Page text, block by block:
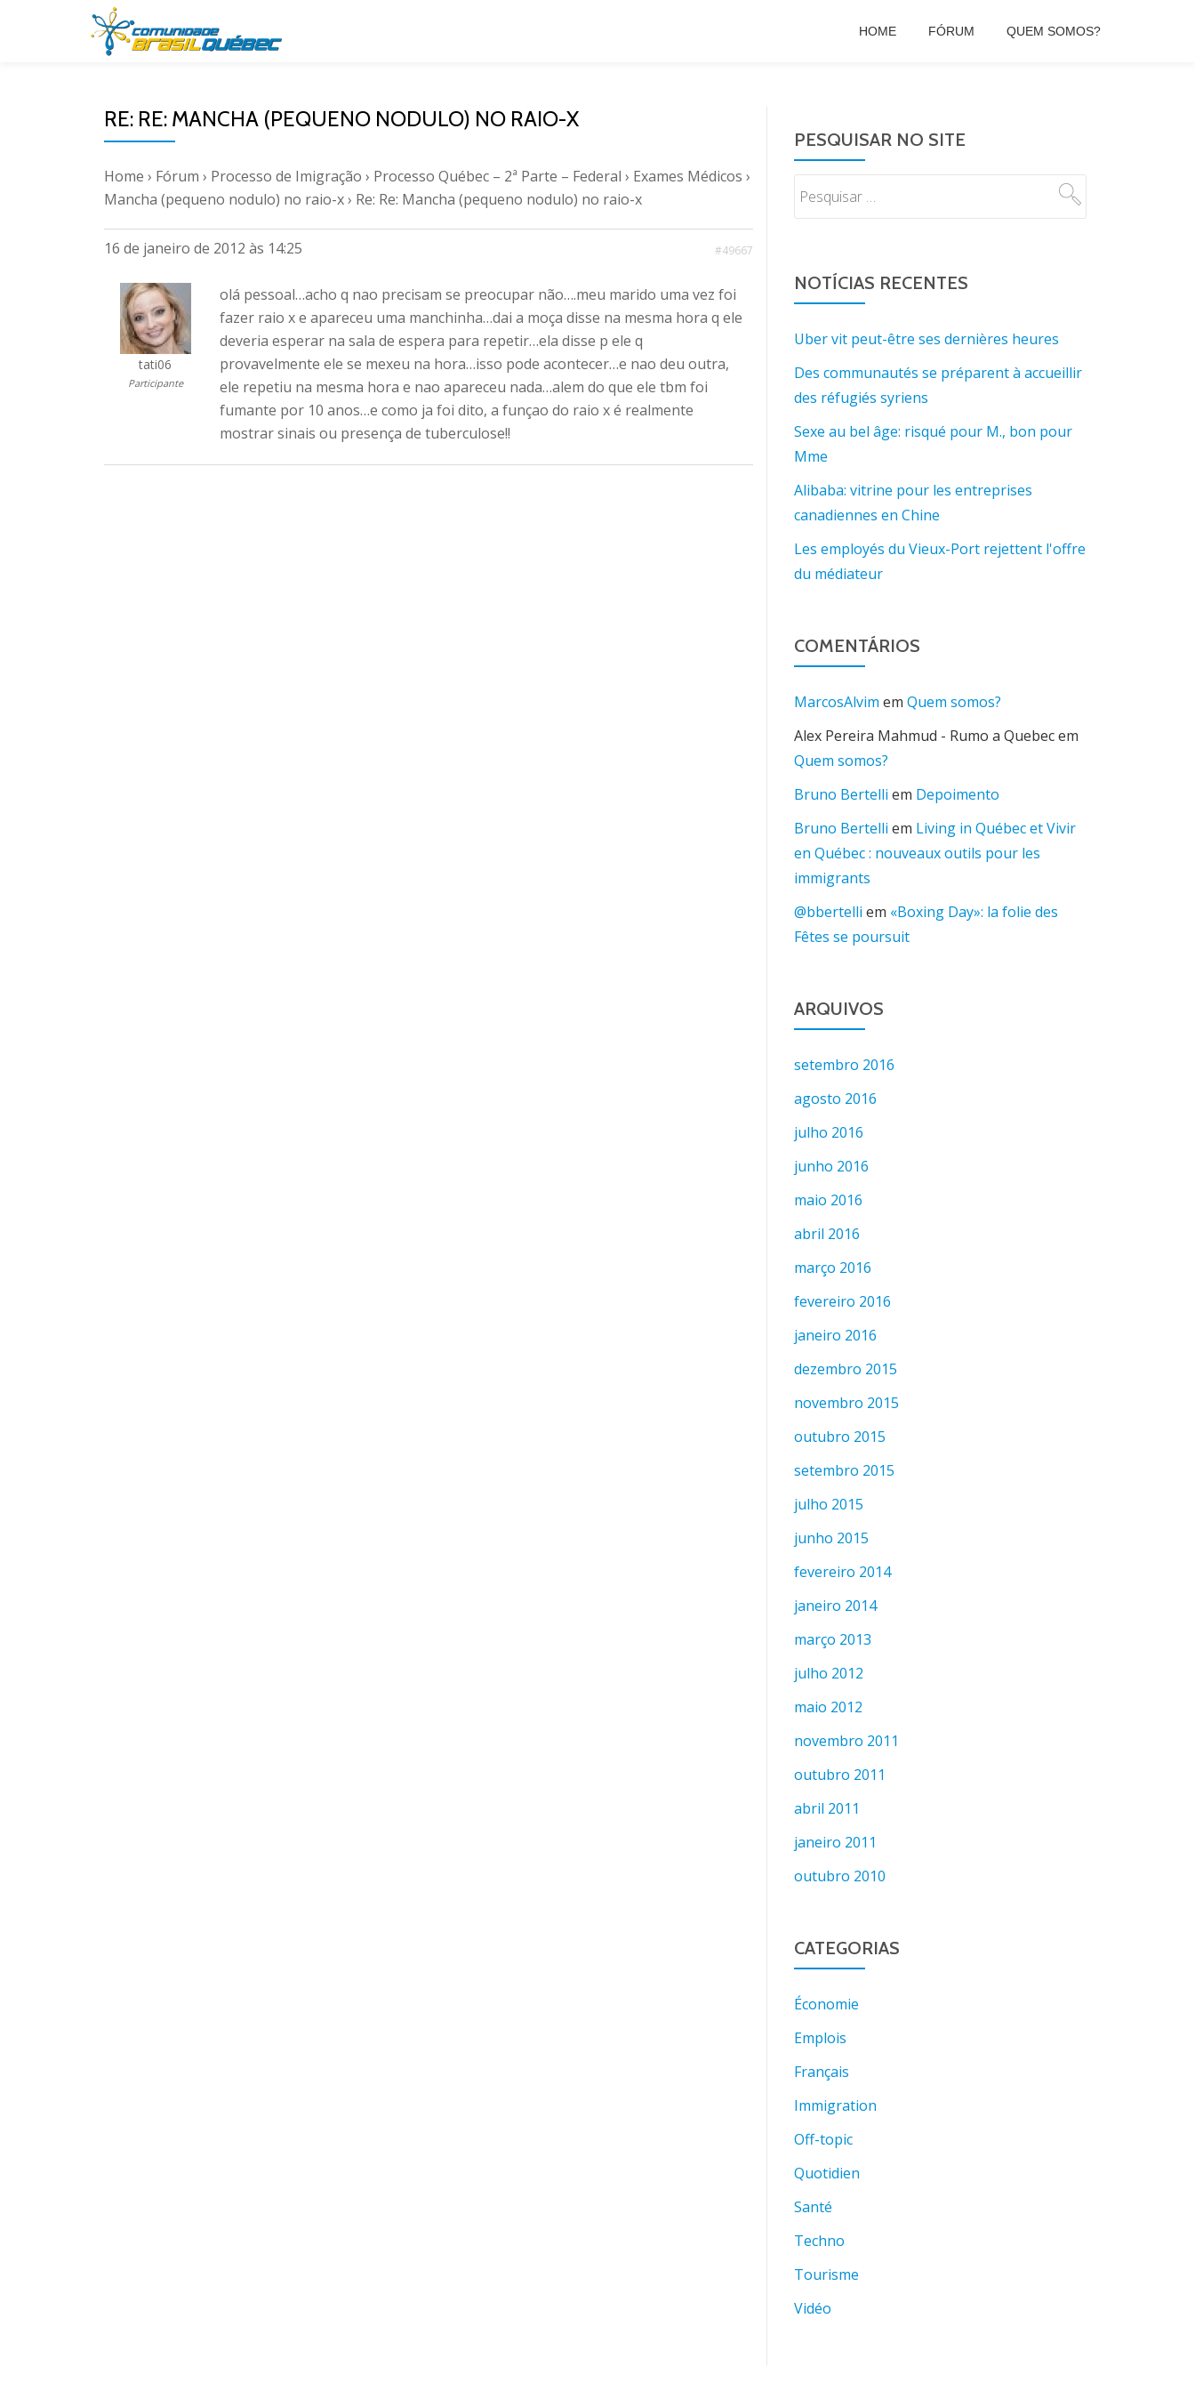
HOME FÓRUM QUEM SOMOS?
RE: RE: MANCHA (PEQUENO NODULO) NO RAIO-X
Home › Fórum › Processo de Imigração › Processo Québec – 2ª Parte – Federal › Exames Médicos ›
Mancha (pequeno nodulo) no raio-x› Re: Re: Mancha (pequeno nodulo) no raio-x
16 de janeiro de 2012 às 14:25 #49667
tati06
Participante
olá pessoal…acho q nao precisam se preocupar não….meu marido uma vez foi
fazer raio x e apareceu uma manchinha…dai a moça disse na mesma hora q ele
deveria esperar na sala de espera para repetir…ela disse p ele q
provavelmente ele se mexeu na hora…isso pode acontecer…e nao deu outra,
ele repetiu na mesma hora e nao apareceu nada…alem do que ele tbm foi
fumante por 10 anos…e como ja foi dito, a funçao do raio x é realmente
mostrar sinais ou presença de tuberculose!!
PESQUISAR NO SITE
NOTÍCIAS RECENTES
Uber vit peut-être ses dernières heures
Des communautés se préparent à accueillir
des réfugiés syriens
Sexe au bel âge: risqué pour M., bon pour
Mme
Alibaba: vitrine pour les entreprises
canadiennes en Chine
Les employés du Vieux-Port rejettent l'offre
du médiateur
COMENTÁRIOS
MarcosAlvim em Quem somos?
Alex Pereira Mahmud - Rumo a Quebecem
Quem somos?
Bruno Bertelli em Depoimento
Bruno Bertelli em Living in Québec et Vivir
en Québec : nouveaux outils pour les
immigrants
@bbertelli em «Boxing Day»: la folie des
Fêtes se poursuit
ARQUIVOS
setembro 2016
agosto 2016
julho 2016
junho 2016
maio 2016
abril 2016
março 2016
fevereiro 2016
janeiro 2016
dezembro 2015
novembro 2015
outubro 2015
setembro 2015
julho 2015
junho 2015
fevereiro 2014
janeiro 2014
março 2013
julho 2012
maio 2012
novembro 2011
outubro 2011
abril 2011
janeiro 2011
outubro 2010
CATEGORIAS
Économie
Emplois
Français
Immigration
Off-topic
Quotidien
Santé
Techno
Tourisme
Vidéo